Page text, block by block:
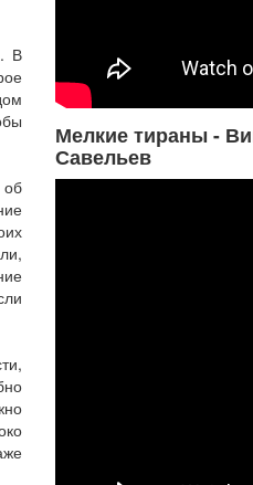
В
об
Мелкие тираны -
Савельев